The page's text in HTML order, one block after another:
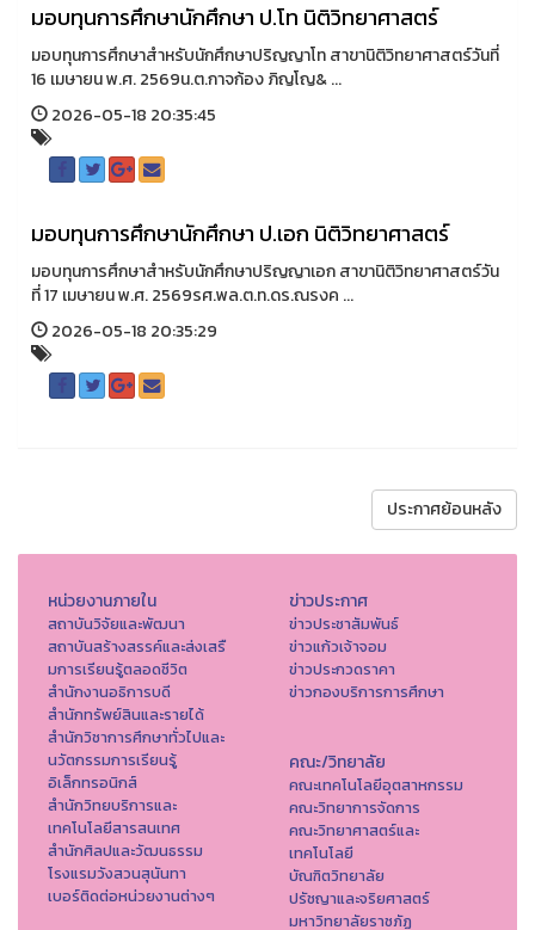
มอบทุนการศึกษานักศึกษา ป.โท นิติวิทยาศาสตร์
มอบทุนการศึกษาสำหรับนักศึกษาปริญญาโท สาขานิติวิทยาศาสตร์วันที่
16 เมษายน พ.ศ. 2569น.ต.กาจก้อง ภิญโญ& ...
2026-05-18 20:35:45
มอบทุนการศึกษานักศึกษา ป.เอก นิติวิทยาศาสตร์
มอบทุนการศึกษาสำหรับนักศึกษาปริญญาเอก สาขานิติวิทยาศาสตร์วัน
ที่ 17 เมษายน พ.ศ. 2569รศ.พล.ต.ท.ดร.ณรงค ...
2026-05-18 20:35:29
ประกาศย้อนหลัง
หน่วยงานภายใน
สถาบันวิจัยและพัฒนา
สถาบันสร้างสรรค์และส่งเสรื
มการเรียนรู้ตลอดชีวิต
สำนักงานอธิการบดี
สำนักทรัพย์สินและรายได้
สำนักวิชาการศึกษาทั่วไปและ
นวัตกรรมการเรียนรู้
อิเล็กทรอนิกส์
สำนักวิทยบริการและ
เทคโนโลยีสารสนเทศ
สำนักศิลปและวัฒนธรรม
โรงแรมวังสวนสุนันทา
เบอร์ติดต่อหน่วยงานต่างๆ
ข่าวประกาศ
ข่าวประชาสัมพันธ์
ข่าวแก้วเจ้าจอม
ข่าวประกวดราคา
ข่าวกองบริการการศึกษา
คณะ/วิทยาลัย
คณะเทคโนโลยีอุตสาหกรรม
คณะวิทยาการจัดการ
คณะวิทยาศาสตร์และ
เทคโนโลยี
บัณฑิตวิทยาลัย
ปรัชญาและจริยศาสตร์
มหาวิทยาลัยราชภัฏ